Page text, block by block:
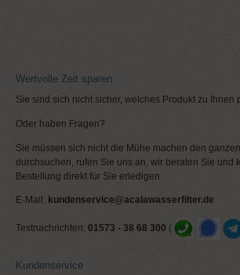
Wertvolle Zeit sparen
Sie sind sich nicht sicher, welches Produkt zu Ihnen
Oder haben Fragen?
Sie müssen sich nicht die Mühe machen den
durchsuchen, rufen Sie uns an, wir beraten Sie und
Bestellung direkt für Sie erledigen.
E-Mail: kundenservice@acalawasserfilter.de
Textnachrichten: 01573 - 38 68 300 (
Kundenservice